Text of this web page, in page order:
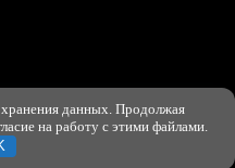
данных. Продолжая
на работу с этими файлами.